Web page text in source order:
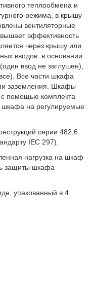
теплообмена и
режима, в крышу
вентиляторные
эффективность
через крышу или
вводов: в основании
ввод не заглушен),
Все части шкафа
заземления. Шкафы
с помощью комплекта
шкафа на регулируемые
серии 482,6
IEC 297).
нагрузка на шкаф
защиты шкафа
упакованный в 4